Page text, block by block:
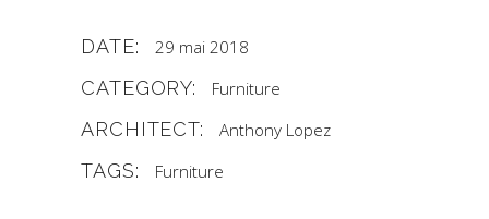
DATE: 29 mai 2018
CATEGORY: Furniture
ARCHITECT: Anthony Lopez
TAGS: Furniture